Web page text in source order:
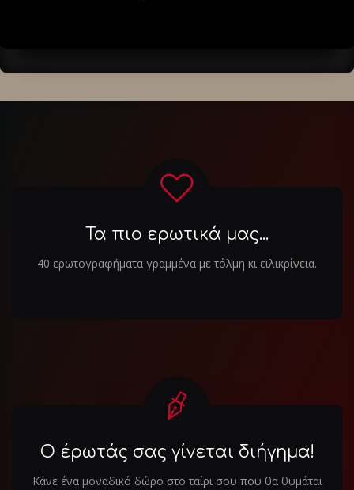
Τα πιο ερωτικά μας...
40 ερωτογραφήματα γραμμένα με τόλμη κι ειλικρίνεια.
Ο έρωτάς σας γίνεται διήγημα!
Κάνε ένα μοναδικό δώρο στο ταίρι σου που θα θυμάται